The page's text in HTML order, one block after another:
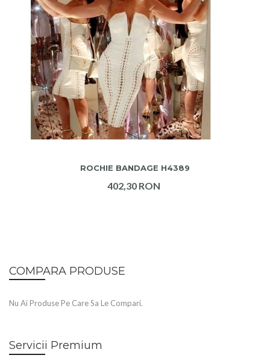
ROCHIE BANDAGE H4389
402,30 RON
COMPARA PRODUSE
Nu Ai Produse Pe Care Sa Le Compari.
Servicii Premium